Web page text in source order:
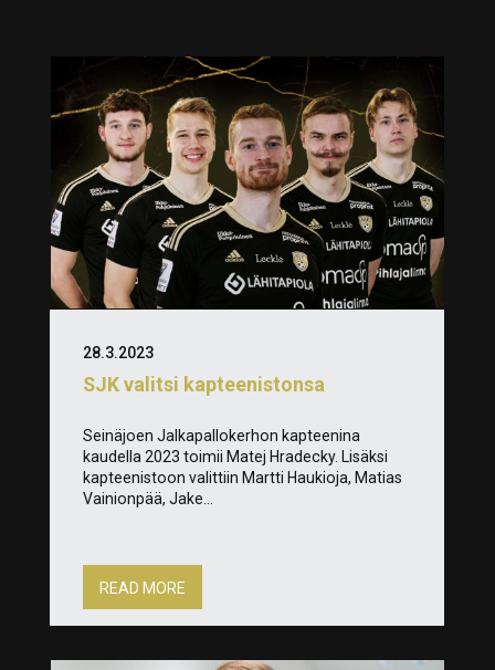
SJK valitsi kapteenistonsa
28.3.2023
Seinäjoen Jalkapallokerhon kapteenina
kaudella 2023 toimii Matej Hradecky. Lisäksi
kapteenistoon valittiin Martti Haukioja, Matias
Vainionpää, Jake...
READ MORE